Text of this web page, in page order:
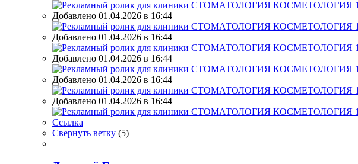
Добавлено 01.04.2026 в 16:44
Добавлено 01.04.2026 в 16:44
Добавлено 01.04.2026 в 16:44
Добавлено 01.04.2026 в 16:44
Добавлено 01.04.2026 в 16:44
Ссылка
Свернуть ветку (5)